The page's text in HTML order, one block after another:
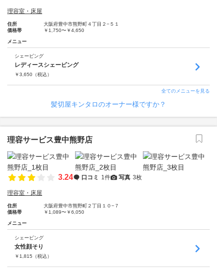
理容室・床屋
住所
大阪府豊中市熊野町４丁目２−５１
価格帯
￥1,750〜￥4,650
メニュー
シェービング
レディースシェービング
￥3,650 （税込）
全てのメニューを見る
髪切屋キンタロのオーナー様ですか？
理容サービス豊中熊野店
3.24 口コミ 1件 写真 3枚
理容室・床屋
住所
大阪府豊中市熊野町２丁目１０−７
価格帯
￥1,089〜￥6,050
メニュー
シェービング
女性顔そり
￥ 1,815 （税込）